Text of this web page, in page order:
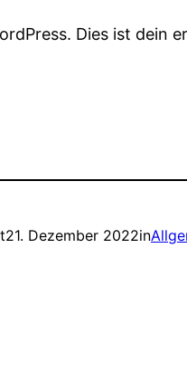
Dies ist dein
21. Dezember 2022in